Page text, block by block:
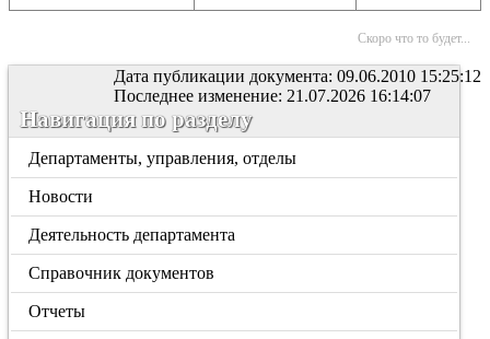
Скоро что то будет...
Дата публикации документа: 09.06.2010 15:25:12
Последнее изменение: 21.07.2026 16:14:07
Навигация по разделу
Департаменты, управления, отделы
Новости
Деятельность департамента
Справочник документов
Отчеты